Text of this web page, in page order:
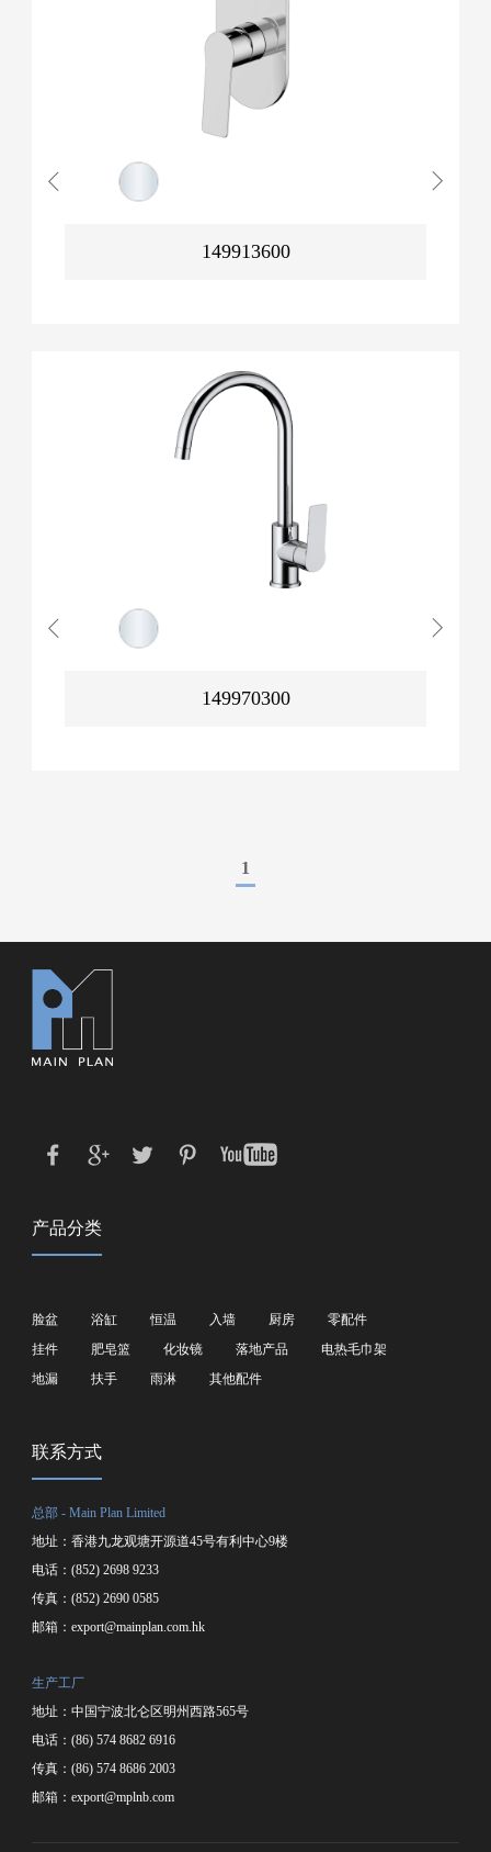
149913600
149970300
1
产品分类
脸盆 浴缸 恒温 入墙 厨房
零配件
挂件
肥皂篮 化妆镜 落地产品
电热毛巾架
地漏
扶手 雨淋 其他配件
联系方式
总部 - Main Plan Limited
地址：香港九龙观塘开源道45号有利中心9楼
电话：(852) 2698 9233
传真：(852) 2690 0585
邮箱：export@mainplan.com.hk
生产工厂
地址：中国宁波北仑区明州西路565号
电话：(86) 574 8682 6916
传真：(86) 574 8686 2003
邮箱：export@mplnb.com